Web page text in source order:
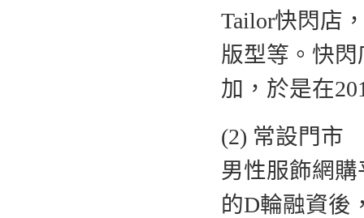
Tailor快閃店
版型等。快
加，於是在
(2) 常設門市
男性服飾網購
的D輪融資後